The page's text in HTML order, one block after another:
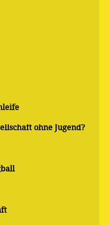
ohne Jugend?